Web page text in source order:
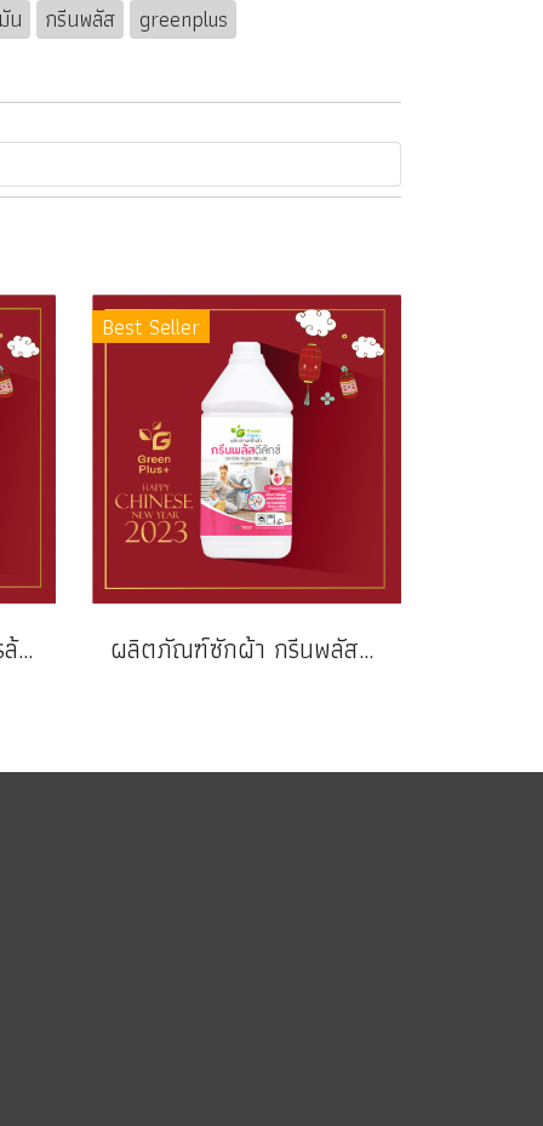
น กรีนพลัส greenplus
ผลิตภัณฑ์ล้างห้องน้ำสูตรล้างประจำวัน กรีนพลัส
Best Seller
ผลิตภัณฑ์ซักผ้า กรีนพลัสดีลักซ์